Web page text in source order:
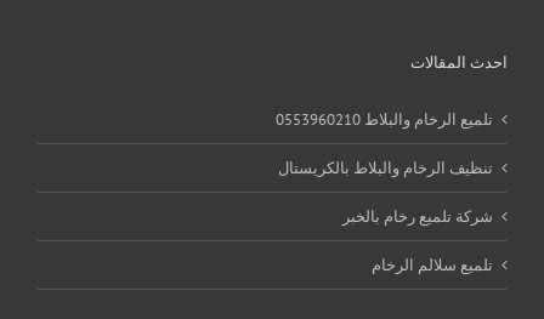
احدث المقالات
تلميع الرخام والبلاط 0553960210
تنظيف الرخام والبلاط بالكريستال
شركة تلميع رخام بالخبر
تلميع سلالم الرخام